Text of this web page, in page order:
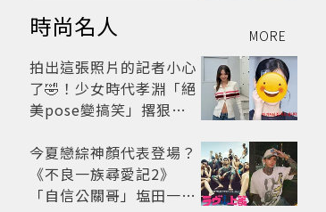
時尚名人 MORE
拍出這張照片的記者小心
了🤣！少女時代孝淵「絕
美pose變搞笑」撂狠
今夏戀綜神顏代表登場？
《不良一族尋愛記2》
「自信公關哥」塩田一馬